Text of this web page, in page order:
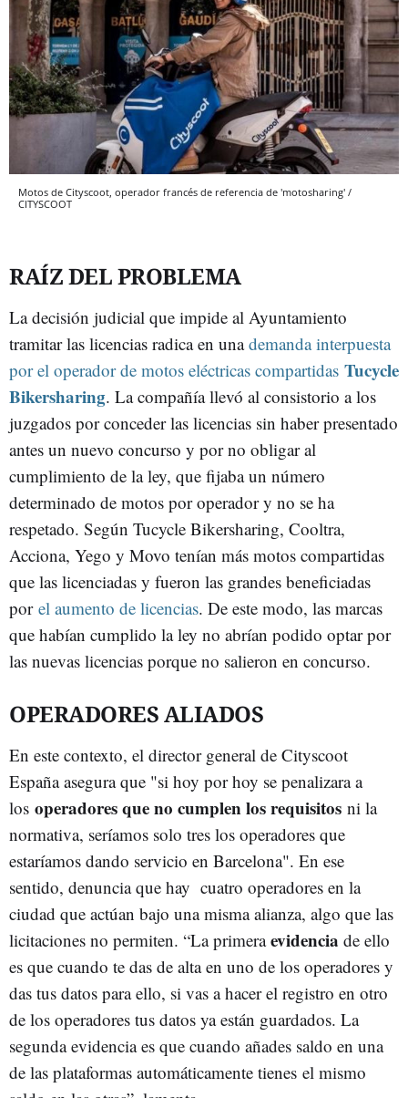
Motos de Cityscoot, operador francés de referencia de 'motosharing' /
CITYSCOOT
RAÍZ DEL PROBLEMA
La decisión judicial que impide al Ayuntamiento
tramitar las licencias radica en unademanda interpuesta
por el operador de motos eléctricas compartidas Tucycle
Bikersharing. La compañía llevó al consistorio a los
juzgados por conceder las licencias sin haber presentado
antes un nuevo concurso y por no obligar al
cumplimiento de la ley, que fijaba un número
determinado de motos por operador y no se ha
respetado. Según Tucycle Bikersharing, Cooltra,
Acciona, Yego y Movo tenían más motos compartidas
que las licenciadas y fueron las grandes beneficiadas
por el aumento de licencias. De este modo, las marcas
que habían cumplido la ley no abrían podido optar por
las nuevas licencias porque no salieron en concurso.
OPERADORES ALIADOS
En este contexto, el director general de Cityscoot
España asegura que "si hoy por hoy se penalizara a
los operadores que no cumplen los requisitos ni la
normativa, seríamos solo tres los operadores que
estaríamos dando servicio en Barcelona". En ese
sentido, denuncia que hay cuatro operadores en la
ciudad que actúan bajo una misma alianza, algo que las
licitaciones no permiten. “La primeraevidencia de ello
es que cuando te das de alta en uno de los operadores y
das tus datos para ello, si vas a hacer el registro en otro
de los operadores tus datos ya están guardados. La
segunda evidencia es que cuando añades saldo en una
de las plataformas automáticamente tienes el mismo